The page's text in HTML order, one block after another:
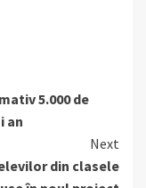
5.000 de
an
Next
din clasele